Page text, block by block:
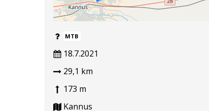
MTB
18.7.2021
29,1 km
173 m
Kannus